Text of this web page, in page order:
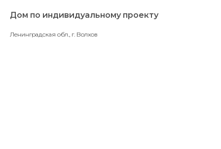
Дом по индивидуальному проекту
Ленинградская обл., г. Волхов